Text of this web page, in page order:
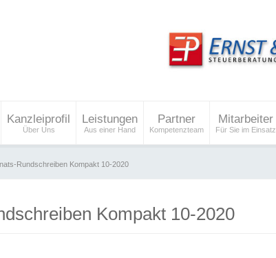
Kanzleiprofil
Über Uns
Leistungen
Aus einer Hand
Partner
Kompetenzteam
Mitarbeiter
Für Sie im Einsatz
Rundschreiben Kompakt 10-2020
Kompakt 10-2020